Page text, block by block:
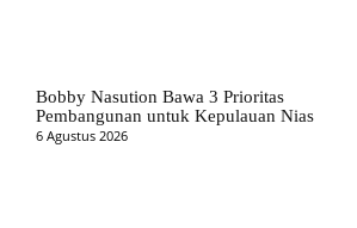
Bobby Nasution Bawa 3 Prioritas
Pembangunan untuk Kepulauan Nias
6 Agustus 2026